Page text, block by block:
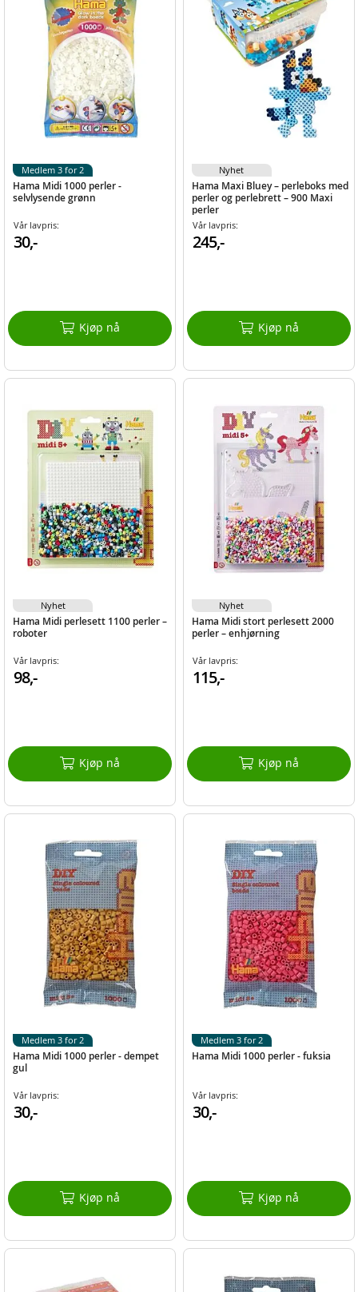
Hama Midi 1000 perler -
selvlysende grønn
Vår lavpris:
30,-
Kjøp nå
Medlem 3 for 2
Hama Maxi Bluey – perleboks med
perler og perlebrett – 900 Maxi
perler
Vår lavpris:
245,-
Kjøp nå
Nyhet
Hama Midi perlesett 1100 perler –
roboter
Vår lavpris:
98,-
Kjøp nå
Nyhet
Hama Midi stort perlesett 2000
perler – enhjørning
Vår lavpris:
115,-
Kjøp nå
Nyhet
Hama Midi 1000 perler - dempet
gul
Vår lavpris:
30,-
Kjøp nå
Medlem 3 for 2
Hama Midi 1000 perler - fuksia
Vår lavpris:
30,-
Kjøp nå
Medlem 3 for 2